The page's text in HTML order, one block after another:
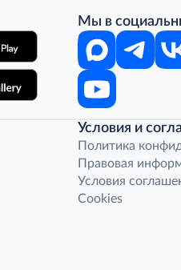
Мы в
Условия и
Политика
Правовая
Условия
Cookies